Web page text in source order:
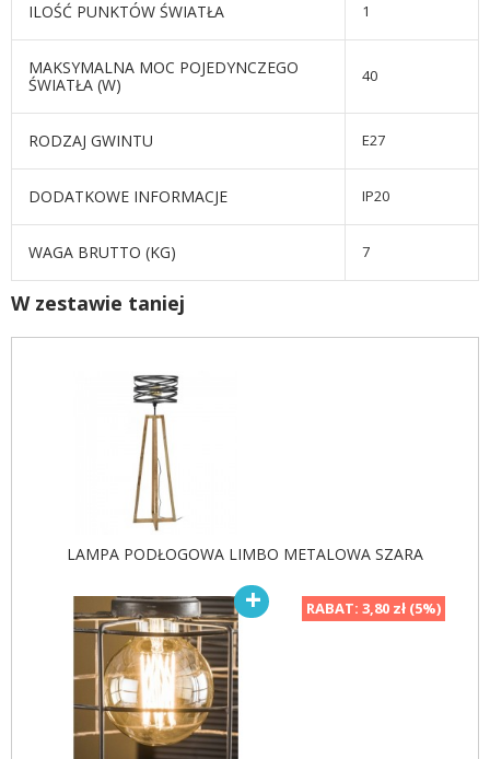
ILOŚĆ PUNKTÓW ŚWIATŁA 1
MAKSYMALNA MOC POJEDYNCZEGO
ŚWIATŁA (W)
40
RODZAJ GWINTU E27
DODATKOWE INFORMACJE IP20
WAGA BRUTTO (KG) 7
LAMPA STOŁOWA LIMBO
METALOWA SZARA
552,21 zł
W zestawie taniej
LAMPA PODŁOGOWA LIMBO METALOWA SZARA
RABAT: 3,80 zł (5%)